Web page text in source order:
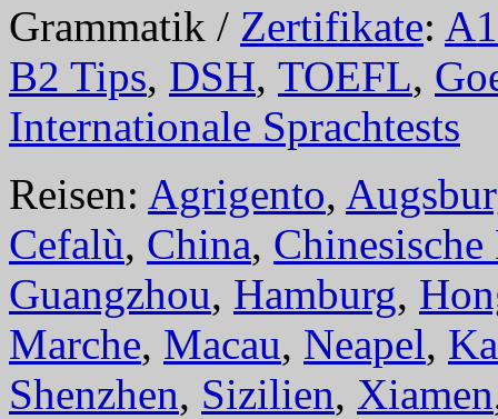
Grammatik / Zertifikate: A1
B2 Tips, DSH, TOEFL,
Internationale Sprachtests
Reisen: Agrigento,
Cefalù, China, Chinesische
Guangzhou, Hamburg,
Marche, Macau, Neapel,
Shenzhen, Sizilien, Xiamen